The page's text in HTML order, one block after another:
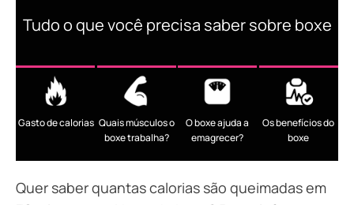
Tudo o que você precisa saber sobre boxe
Gasto de calorias Quais músculos o
boxe trabalha?
O boxe ajuda a
emagrecer?
Os benefícios do
boxe
Quer saber quantas calorias são queimadas em